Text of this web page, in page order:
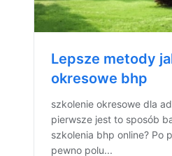
Lepsze metody
okresowe bhp
szkolenie okresowe dla
pierwsze jest to sposób
szkolenia bhp online? Po
pewno polu...